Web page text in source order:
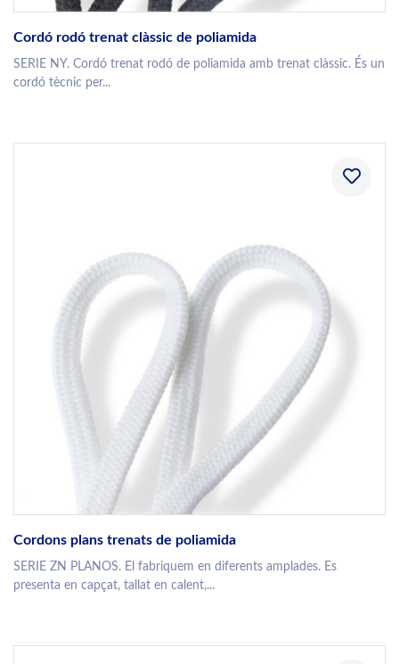
Cordó rodó trenat clàssic de poliamida
SERIE NY. Cordó trenat rodó de poliamida amb trenat clàssic. És un
cordó tècnic per...
Cordons plans trenats de poliamida
SERIE ZN PLANOS. El fabriquem en diferents amplades. Es
presenta en capçat, tallat en calent,...